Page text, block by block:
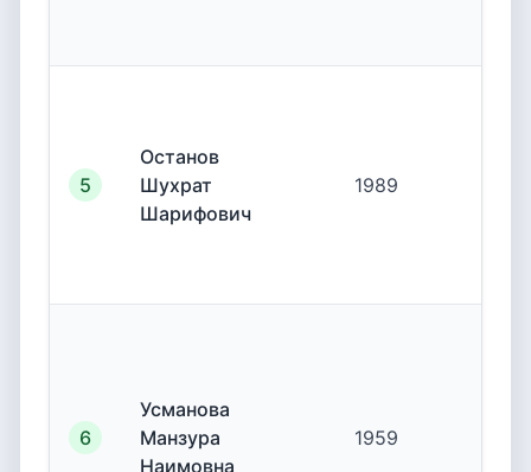
5
Останов
Шухрат
Шарифович
1989
6
Усманова
Манзура
Наимовна
1959